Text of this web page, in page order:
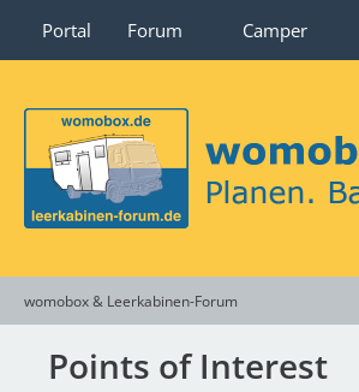
Portal Forum Camper
womobox & Leerkabinen-Forum
Points of Interest